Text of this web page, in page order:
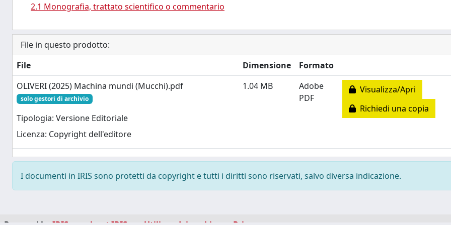
2.1 Monografia, trattato scientifico o commentario
File in questo prodotto:
File
Dimensione
Formato
OLIVERI (2025) Machina mundi (Mucchi).pdf
solo gestori di archivio
Tipologia: Versione Editoriale
Licenza: Copyright dell'editore
1.04 MB
Adobe
PDF
Visualizza/Apri
Richiedi una copia
I documenti in IRIS sono protetti da copyright e tutti i diritti sono riservati, salvo diversa indicazione.